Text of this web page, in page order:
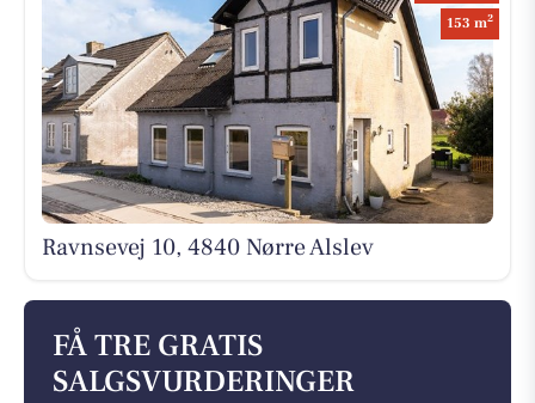
153 m2
Ravnsevej 10, 4840 Nørre Alslev
FÅ TRE GRATIS
SALGSVURDERINGER